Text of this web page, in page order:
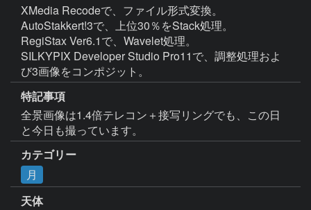
XMedia Recodeで、ファイル形式変換。
AutoStakkert!3で、上位30％をStack処理。
RegiStax Ver6.1で、Wavelet処理。
SILKYPIX Developer Studio Pro11で、調整処理およ
び3画像をコンポジット。
特記事項
全景画像は1.4倍テレコン＋接写リングでも、この日
と今日も撮っています。
カテゴリー
月
天体